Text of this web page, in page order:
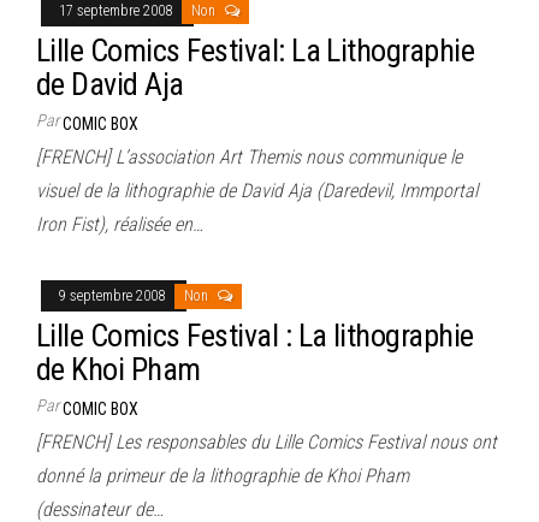
17 septembre 2008 Non
Lille Comics Festival: La Lithographie
de David Aja
ParCOMIC BOX
[FRENCH] L’association Art Themis nous communique le
visuel de la lithographie de David Aja (Daredevil, Immportal
Iron Fist), réalisée en…
9 septembre 2008 Non
Lille Comics Festival : La lithographie
de Khoi Pham
ParCOMIC BOX
[FRENCH] Les responsables du Lille Comics Festival nous ont
donné la primeur de la lithographie de Khoi Pham
(dessinateur de…